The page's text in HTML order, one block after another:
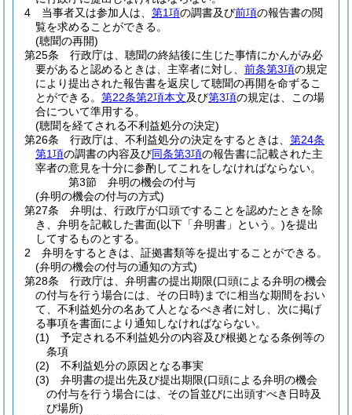
4
当事者又は参加人は、 第1項の調書及び前項の報告書の閲
覧を求めることができる。
(聴聞の再開)
第25条
行政庁は、聴聞の終結後に生じた事情にかんがみ必
要があると認めるときは、主宰者に対し、 前条第3項の規定
により提出された報告書を返戻して聴聞の再開を命ずるこ
とができる。 第22条第2項本文及び第3項の規定は、この場
合について準用する。
(聴聞を経てされる不利益処分の決定)
第26条
行政庁は、不利益処分の決定をするときは、 第24条
第1項の調書の内容及び同条第3項の報告書に記載された主
宰者の意見を十分に参酌してこれをしなければならない。
第3節
弁明の機会の付与
(弁明の機会の付与の方式)
第27条
弁明は、行政庁が口頭ですることを認めたときを除
き、弁明を記載した書面(以下「弁明書」という。)を提出
してするものとする。
2
弁明をするときは、証拠書類等を提出することができる。
(弁明の機会の付与の通知の方式)
第28条
行政庁は、弁明書の提出期限(口頭による弁明の機会
の付与を行う場合には、その日時) までに相当な期間をおい
て、不利益処分の名あて人となるべき者に対し、次に掲げ
る事項を書面により通知しなければならない。
(1)
予定される不利益処分の内容及び根拠となる条例等の
条項
(2)
不利益処分の原因となる事実
(3)
弁明書の提出先及び提出期限(口頭による弁明の機会
の付与を行う場合には、その旨並びに出頭すべき日時及
び場所)